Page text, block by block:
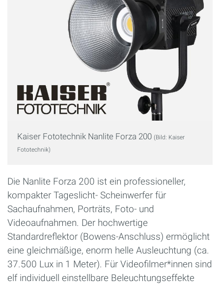
Kaiser Fototechnik Nanlite Forza 200 (Bild: Kaiser
Fototechnik)
Die Nanlite Forza 200 ist ein professioneller,
kompakter Tageslicht- Scheinwerfer für
Sachaufnahmen, Porträts, Foto- und
Videoaufnahmen. Der hochwertige
Standardreflektor (Bowens-Anschluss) ermöglicht
eine gleichmäßige, enorm helle Ausleuchtung (ca.
37.500 Lux in 1 Meter). Für Videofilmer*innen sind
elf individuell einstellbare Beleuchtungseffekte